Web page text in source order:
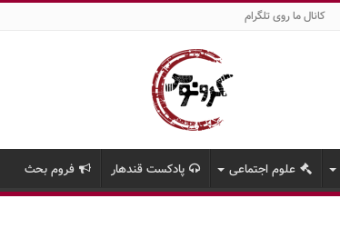
کانال ما روی تلگرام
علوم اجتماعی پادکست قندهار فروم بحث